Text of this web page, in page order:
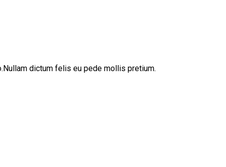
dictum felis eu pede mollis pretium.